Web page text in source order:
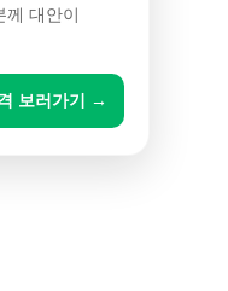
께 대안이
보러가기 →